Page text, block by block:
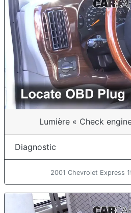
Lumière « Check
Diagnostic
2001 Chevrolet Express